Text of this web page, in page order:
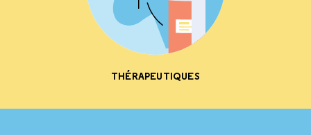
THÉRAPEUTIQUES